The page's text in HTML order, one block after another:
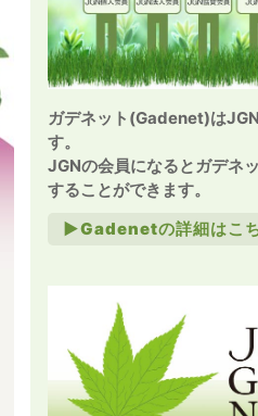
ガデネット(Gadenet)は
す。
JGNの会員になるとガデネ
することができます。
►Gadenetの詳細はこ